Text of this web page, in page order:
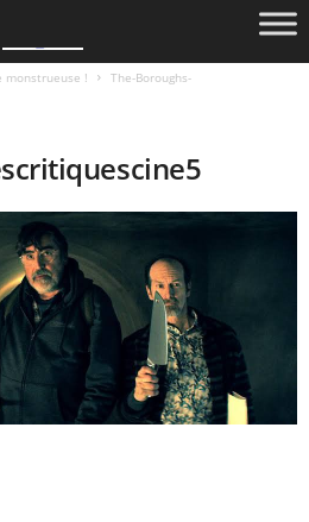
monstrueuse !
The-Boroughs-